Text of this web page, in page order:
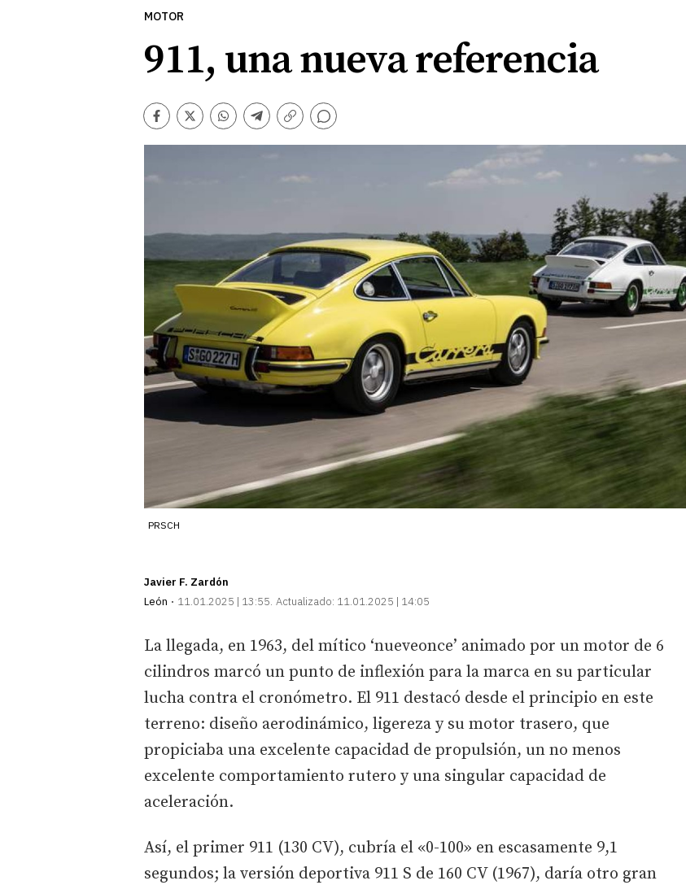
MOTOR
911, una nueva referencia
Facebook
TwitterWhatsapp
Telegram
Copiar
enlace
Comentarios
PRSCH
Javier F. Zardón
León
11.01.2025 | 13:55 Actualizado: 11.01.2025 | 14:05
La llegada, en 1963, del mítico ‘nueveonce’ animado por un motor de 6
cilindros marcó un punto de inflexión para la marca en su particular
lucha contra el cronómetro. El 911 destacó desde el principio en este
terreno: diseño aerodinámico, ligereza y su motor trasero, que
propiciaba una excelente capacidad de propulsión, un no menos
excelente comportamiento rutero y una singular capacidad de
aceleración.
Así, el primer 911 (130 CV), cubría el «0-100» en escasamente 9,1
segundos; la versión deportiva 911 S de 160 CV (1967), daría otro gran